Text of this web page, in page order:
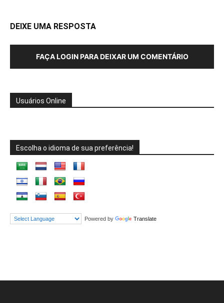
DEIXE UMA RESPOSTA
FAÇA LOGIN PARA DEIXAR UM COMENTÁRIO
Usuários Online
Escolha o idioma de sua preferência!
Powered by Translate